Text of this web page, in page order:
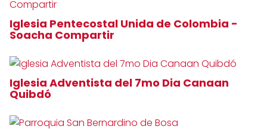
Iglesia Pentecostal Unida de Colombia -
Soacha Compartir
Iglesia Adventista del 7mo Dia Canaan
Quibdó